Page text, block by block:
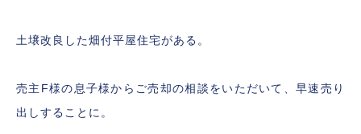
土壌改良した畑付平屋住宅がある。
売主F様の息子様からご売却の相談をいただいて、早速売り
出しすることに。